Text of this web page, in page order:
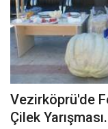
Vezirköprü'de
Çilek